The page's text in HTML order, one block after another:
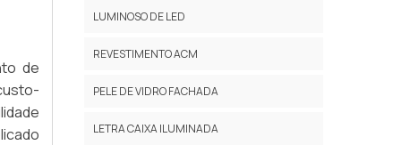
de
LUMINOSO DE LED
REVESTIMENTO ACM
PELE DE VIDRO FACHADA
LETRA CAIXA ILUMINADA